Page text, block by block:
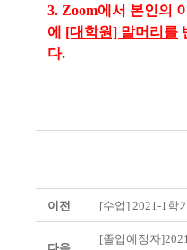
3. Zoom에서 본인의
에 [대학원] 말머리를
다.
이전 [수업] 2021-1학
[졸업예정자]